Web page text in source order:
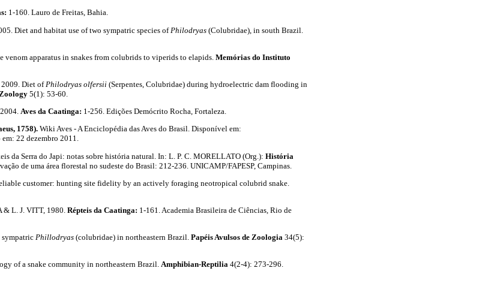
1-160. Lauro de Freitas, Bahia.
Diet and habitat use of two sympatric species ofPhilodryas (Colubridae), in south Brazil.
apparatus in snakes from colubrids to viperids to elapids. Memórias do Instituto
2009. Diet ofPhilodryas olfersii (Serpentes, Colubridae) during hydroelectric dam flooding in
5(1): 53-60.
Aves da Caatinga: 1-256. Edições Demócrito Rocha, Fortaleza.
1758). Wiki Aves - A Enciclopédia das Aves do Brasil. Disponível em:
em: 22 dezembro 2011.
da Serra do Japi: notas sobre história natural. In: L. P. C. MORELLATO (Org.): História
de uma área florestal no sudeste do Brasil: 212-236. UNICAMP/FAPESP, Campinas.
customer: hunting site fidelity by an actively foraging neotropical colubrid snake.
& L. J. VITT, 1980. Répteis da Caatinga: 1-161. Academia Brasileira de Ciências, Rio de
Phillodryas (colubridae) in northeastern Brazil. Papéis Avulsos de Zoologia 34(5):
of a snake community in northeastern Brazil.Amphibian-Reptilia 4(2-4): 273-296.